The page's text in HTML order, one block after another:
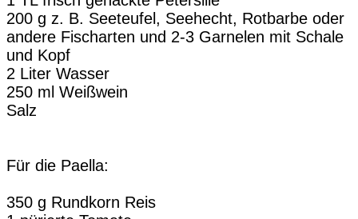
200 g z. B. Seeteufel, Seehecht, Rotbarbe oder
andere Fischarten und 2-3 Garnelen mit Schale
und Kopf
2 Liter Wasser
250 ml Weißwein
Salz
Für die Paella:
350 g Rundkorn Reis